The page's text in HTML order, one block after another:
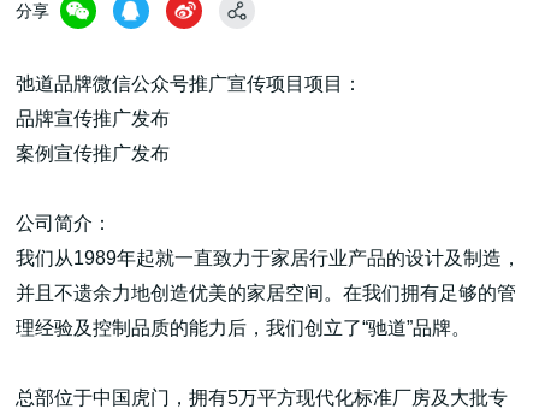
潮玩技术解决方案
头部潮玩盲盒/谷子卡牌/二次元手办抽赏开发
一番赏/魔力赏/福袋抽赏/宝箱赏/无限赏
分享
弛道品牌微信公众号推广宣传项目项目：
品牌宣传推广发布
案例宣传推广发布
公司简介：
我们从1989年起就一直致力于家居行业产品的设计及制造，
并且不遗余力地创造优美的家居空间。在我们拥有足够的管
理经验及控制品质的能力后，我们创立了“驰道”品牌。
总部位于中国虎门，拥有5万平方现代化标准厂房及大批专